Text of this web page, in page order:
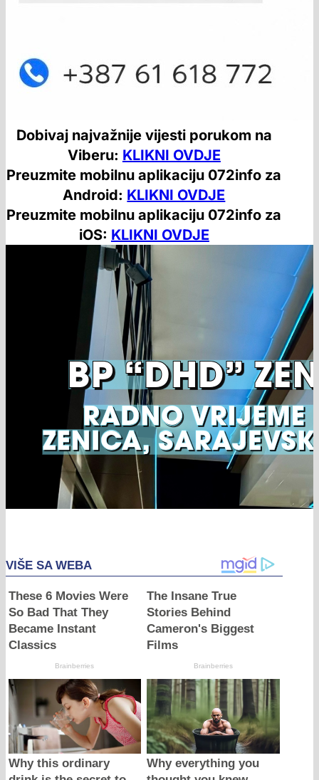
Dobivaj najvažnije vijesti porukom na
Viberu: KLIKNI OVDJE
Preuzmite mobilnu aplikaciju 072info za
Android: KLIKNI OVDJE
Preuzmite mobilnu aplikaciju 072info za
iOS: KLIKNI OVDJE